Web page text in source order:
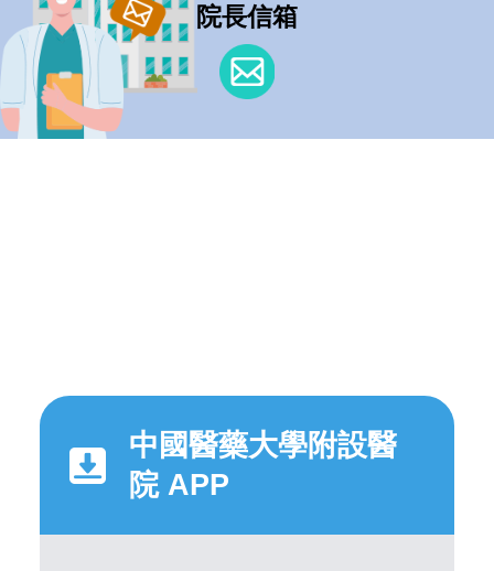
院長信箱
中國醫藥大學附設醫
院 APP